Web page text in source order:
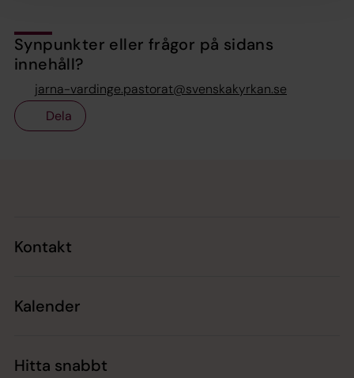
Synpunkter eller frågor på sidans
innehåll?
jarna-vardinge.pastorat@svenskakyrkan.se
Dela
Kontakt
Kalender
Hitta snabbt